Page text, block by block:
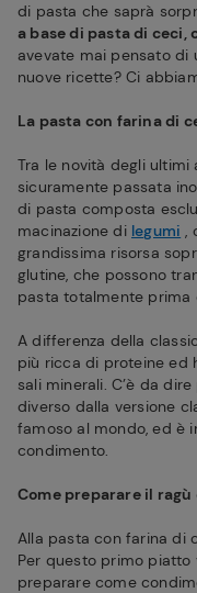
di pasta che saprà
a base di pasta di
avevate mai pensato di
nuove ricette? Ci
La pasta con farina di
Tra le novità degli
sicuramente passata
di pasta composta
macinazione di legumi ,
grandissima risorsa
glutine, che possono
pasta totalmente prima
A differenza della
più ricca di proteine ed
sali minerali. C’è da
diverso dalla versione
famoso al mondo, ed è
condimento.
Come preparare il
Alla pasta con farina di
Per questo primo
preparare come